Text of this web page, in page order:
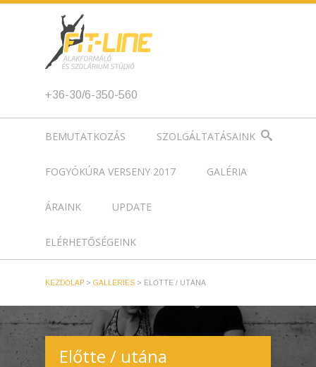
+36-30/6-350-560
BEMUTATKOZÁS SZOLGÁLTATÁSAINK
FOGYÓKÚRA VERSENY 2017 GALÉRIA
ÁRAINK UPDATE
ELÉRHETŐSÉGEINK
KEZDŐLAP > GALLERIES > ELŐTTE / UTÁNA
Előtte / utána